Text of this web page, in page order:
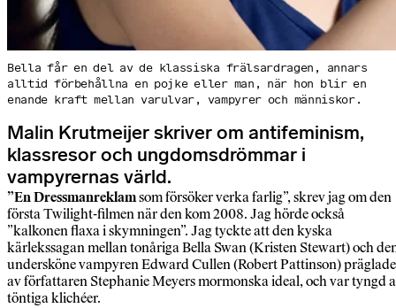
Bella får en del av de klassiska frälsardragen, annars
alltid förbehållna en pojke eller man, när hon blir en
enande kraft mellan varulvar, vampyrer och människor.
Malin Krutmeijer skriver om antifeminism,
klassresor och ungdomsdrömmar i
vampyrernas värld.
”En Dressmanreklamsom försöker verka farlig”, skrev jag om den
första Twilight-filmen när den kom 2008. Jag hörde också
”kalkonen flaxa i skymningen”. Jag tyckte att den kyska
kärlekssagan mellan tonåriga Bella Swan (Kristen Stewart) och
undersköne vampyren Edward Cullen (Robert Pattinson)
av författaren Stephanie Meyers mormonska ideal, och var tyngd
töntiga klichéer.